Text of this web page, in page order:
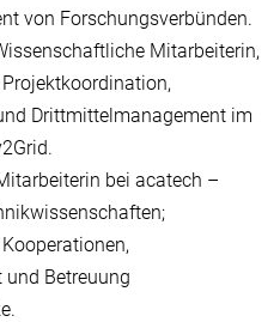
von Forschungsverbünden.
Mitarbeiterin,
Drittmittelmanagement im
bei acatech –
Betreuung